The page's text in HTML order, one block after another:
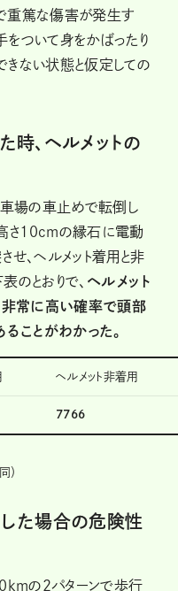
重篤な傷害が発生す
をついて身をかばったり
きない状態と仮定しての
時、ヘルメットの
場の車止めで転倒し
さ10cmの縁石に電動
、ヘルメット着用と非
のとおりで、 ヘルメット
常に高い確率で頭部
ことがわかった。
ヘルメット非着用
7766
）
た場合の危険性
の2パターンで歩行